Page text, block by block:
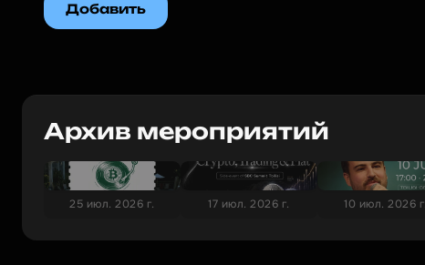
Добавить
Архив мероприятий
25 июл. 2026 г. 17 июл. 2026 г. 10 июл. 2026 г.